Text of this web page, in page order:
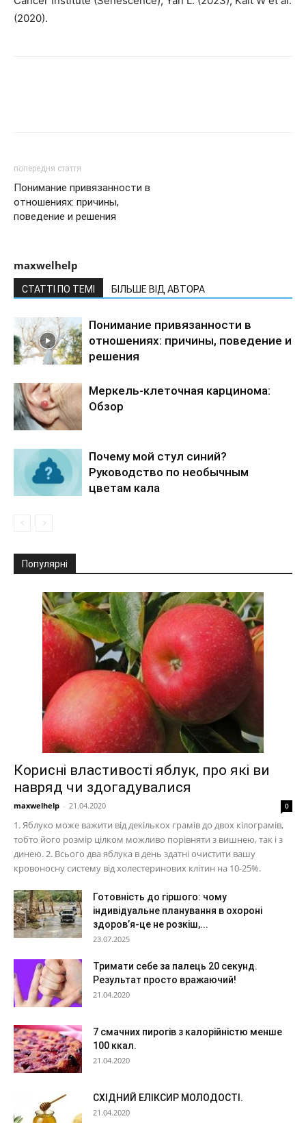
(2020).
попередня стаття
Понимание привязанности в
отношениях: причины,
поведение и решения
maxwelhelp
СТАТТІ ПО ТЕМІ БІЛЬШЕ ВІД АВТОРА
Понимание привязанности в
отношениях: причины, поведение и
решения
Меркель-клеточная карцинома:
Обзор
Почему мой стул синий?
Руководство по необычным
цветам кала
Популярні
Корисні властивості яблук, про які ви
навряд чи здогадувалися
maxwelhelp - 21.04.2020 0
1. Яблуко може важити від декількох грамів до двох кілограмів,
тобто його розмір цілком можливо порівняти з вишнею, так і з
динею. 2. Всього два яблука в день здатні очистити вашу
кровоносну систему від холестеринових клітин на 10-25%.
Готовність до гіршого: чому
індивідуальне планування в охороні
здоров’я-це не розкіш,...
23.07.2025
Тримати себе за палець 20 секунд.
Результат просто вражаючий!
21.04.2020
7 смачних пирогів з калорійністю менше
100 ккал.
21.04.2020
СХІДНИЙ ЕЛІКСИР МОЛОДОСТІ.
21.04.2020